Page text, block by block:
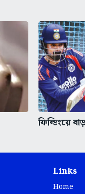
ফিল্ডিংয়ে
Links
Home